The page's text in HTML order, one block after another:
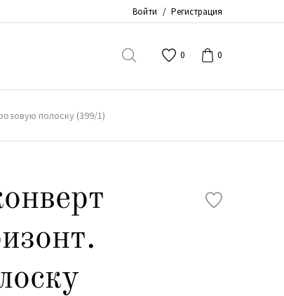
Войти / Регистрация
0 0
полоску (399/1)